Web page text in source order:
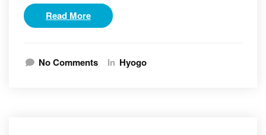
Read More
No Comments In Hyogo